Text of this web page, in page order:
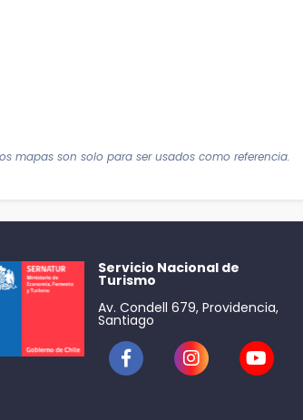
mapas son solo para ser usados como referencia.
Servicio Nacional de
Turismo
Av. Condell 679, Providencia,
Santiago